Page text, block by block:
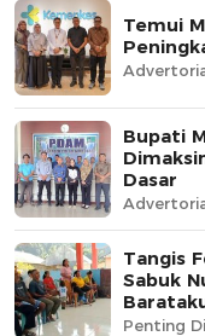
Temui
Bupati
Dasar
Tangis
Sabuk
Penting